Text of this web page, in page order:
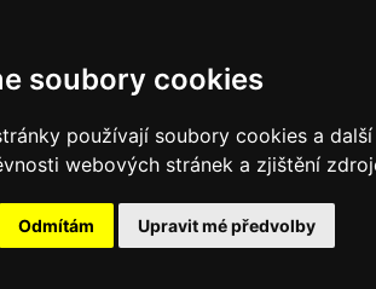
soubory cookies
používají soubory cookies a
webových stránek a zjištění
Odmítám Upravit mé předvolby